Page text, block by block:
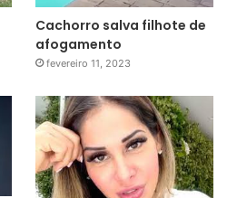
Cachorro salva filhote de
afogamento
fevereiro 11, 2023